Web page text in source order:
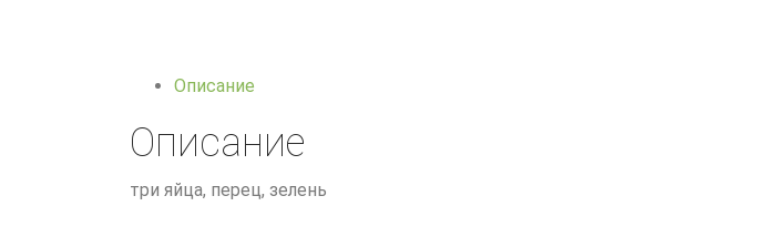
Описание
Описание
три яйца, перец, зелень